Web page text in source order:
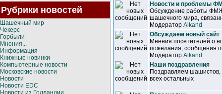
Рубрики новостей
Шашечный мир
Чекерс
Горбыли
Мнения...
Информация
Книжные новинки
Компьютерные новости
Московские новости
Новости
Новости EDC
Новости из Голландии
Новости и проблемы
Обсуждение работы
шашечного мира,
Модератор Alkand
Обсуждаем новый сайт
Мнения посетителей о
пожелания, сообщения
Модератор Alkand
Наши поздравления
Поздравляем шашистов,
всех остальных